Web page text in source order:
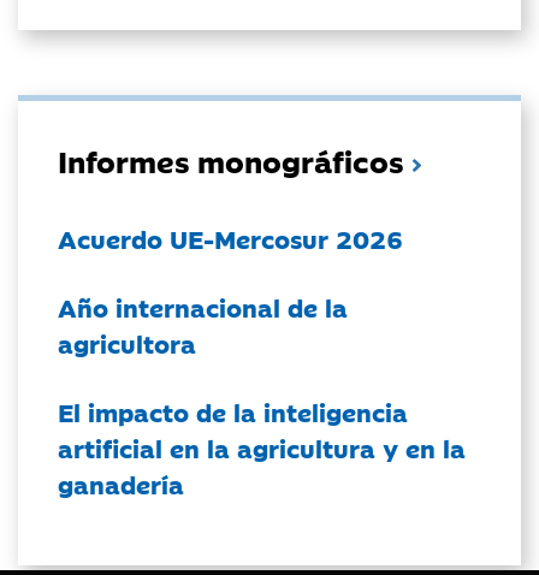
Informes monográficos
Acuerdo UE-Mercosur 2026
Año internacional de la
agricultora
El impacto de la inteligencia
artificial en la agricultura y en la
ganadería